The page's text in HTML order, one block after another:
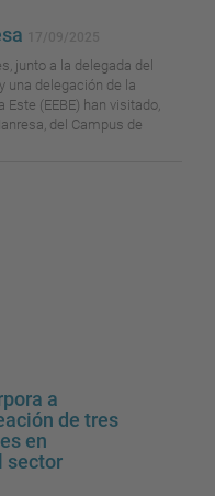
junto a la delegada del
una delegación de la
(EEBE) han visitado,
del Campus de
a
de tres
en
sector